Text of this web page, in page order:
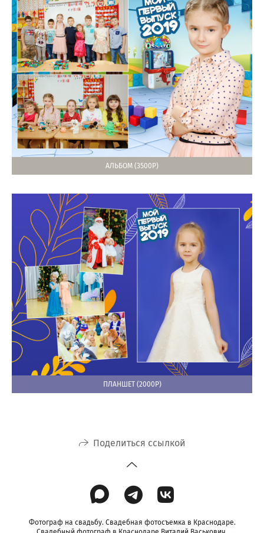
АЛЬБОМ (3500Р)
ПЛАНШЕТ (2000Р)
Поделиться ссылкой
Фотограф на свадьбу. Свадебная фотосъемка в Краснодаре.